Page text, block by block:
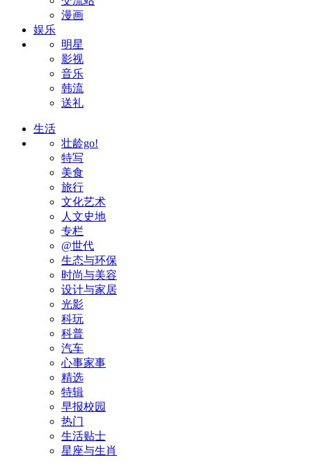
漫画
娱乐
明星
影视
音乐
韩流
送礼
生活
壮龄go!
特写
美食
旅行
文化艺术
人文史地
专栏
@世代
生态与环保
时尚与美容
设计与家居
光影
科玩
科普
汽车
心事家事
精选
特辑
早报校园
热门
生活贴士
星座与生肖